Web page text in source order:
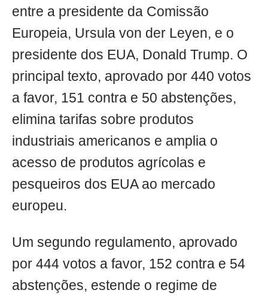
entre a presidente da Comissão
Europeia, Ursula von der Leyen, e o
presidente dos EUA, Donald Trump. O
principal texto, aprovado por 440 votos
a favor, 151 contra e 50 abstenções,
elimina tarifas sobre produtos
industriais americanos e amplia o
acesso de produtos agrícolas e
pesqueiros dos EUA ao mercado
europeu.
Um segundo regulamento, aprovado
por 444 votos a favor, 152 contra e 54
abstenções, estende o regime de